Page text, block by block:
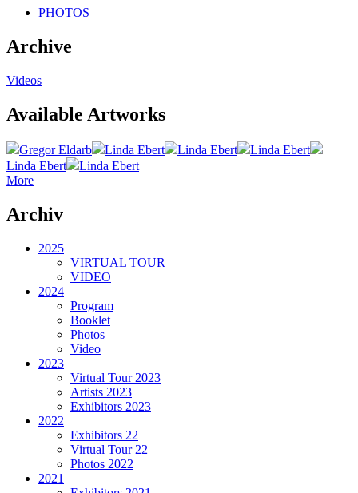
PHOTOS
Archive
Videos
Available Artworks
Gregor Eldarb Linda Ebert Linda Ebert
Linda Ebert
Linda Ebert
Linda Ebert
More
Archiv
2025
VIRTUAL TOUR
VIDEO
2024
Program
Booklet
Photos
Video
2023
Virtual Tour 2023
Artists 2023
Exhibitors 2023
2022
Exhibitors 22
Virtual Tour 22
Photos 2022
2021